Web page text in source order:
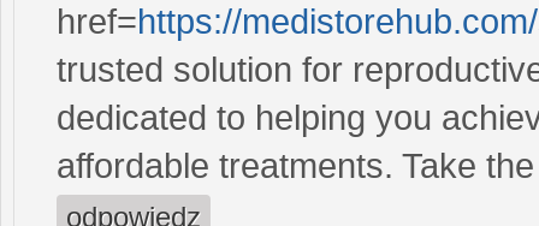
href=https://
trusted solution for
dedicated to helping you
affordable treatments. Take
odpowiedz